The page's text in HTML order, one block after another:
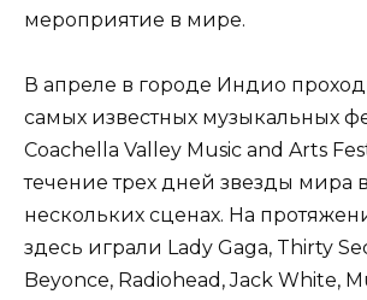
мероприятие в мире.
В апреле в городе Индио
самых известных музыкальных
Coachella Valley Music and Arts
течение трех дней звезды мира
нескольких сценах. На
здесь играли Lady Gaga, Thirty
Beyonce, Radiohead, Jack White,